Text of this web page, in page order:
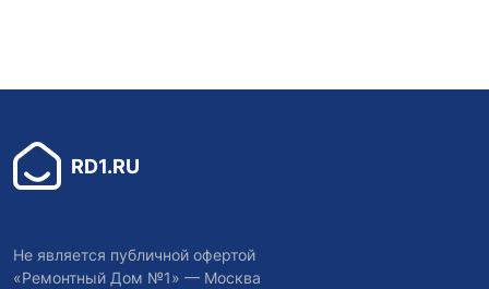
RD1.RU
Не является публичной офертой
«Ремонтный Дом №1» — Москва